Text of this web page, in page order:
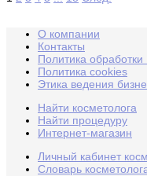
О компании
Контакты
Политика
Политика cookies
Этика ведения
Найти косметолога
Найти процедуру
Интернет-магазин
Личный кабинет
Словарь